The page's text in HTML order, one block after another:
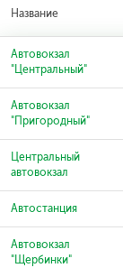
Название
Автовокзал
"Центральный"
Автовокзал
"Пригородный"
Центральный
автовокзал
Автостанция
Автовокзал
"Щербинки"